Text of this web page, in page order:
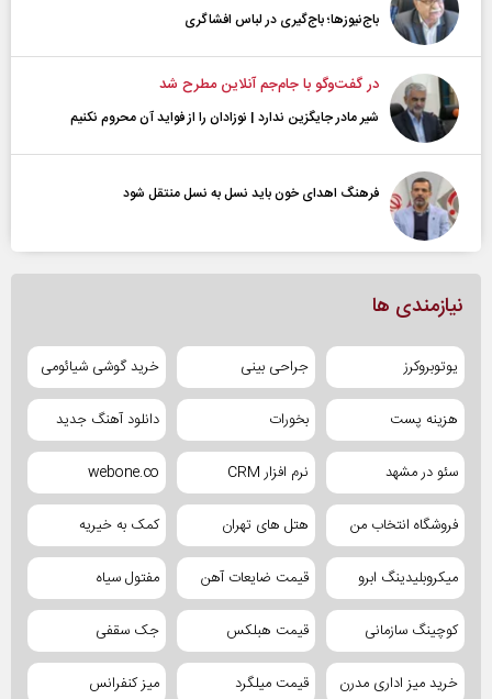
باج‌نیوزها؛ باج‌گیری در لباس افشاگری
در گفت‌و‌گو با جام‌جم آنلاین مطرح شد
شیر مادر جایگزین ندارد | نوزادان را از فواید آن محروم نکنیم
فرهنگ اهدای خون باید نسل به نسل منتقل شود
نیازمندی ها
یوتوبروکرز جراحی بینی خرید گوشی شیائومی
هزینه پست بخورات دانلود آهنگ جدید
سئو در مشهد نرم افزار CRM webone.co
فروشگاه انتخاب من هتل های تهران کمک به خیریه
میکروبلیدینگ ابرو قیمت ضایعات آهن مفتول سیاه
کوچینگ سازمانی قیمت هبلکس جک سقفی
خرید میز اداری مدرن قیمت میلگرد میز کنفرانس